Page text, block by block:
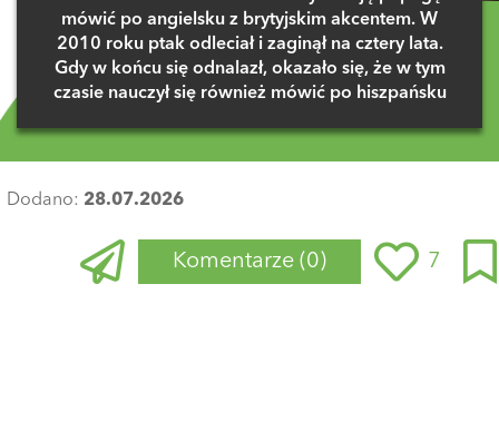
mówić po angielsku z brytyjskim akcentem. W
2010 roku ptak odleciał i zaginął na cztery lata.
Gdy w końcu się odnalazł, okazało się, że w tym
czasie nauczył się również mówić po hiszpańsku
Dodano: 28.07.2026
Komentarze (0) 7